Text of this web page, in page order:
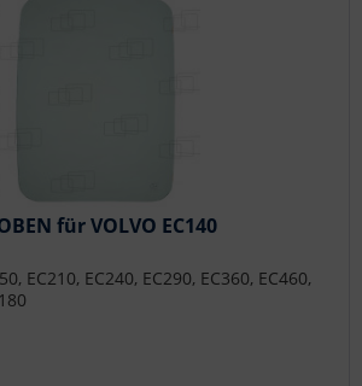
für VOLVO EC140
EC210, EC240, EC290, EC360, EC460,